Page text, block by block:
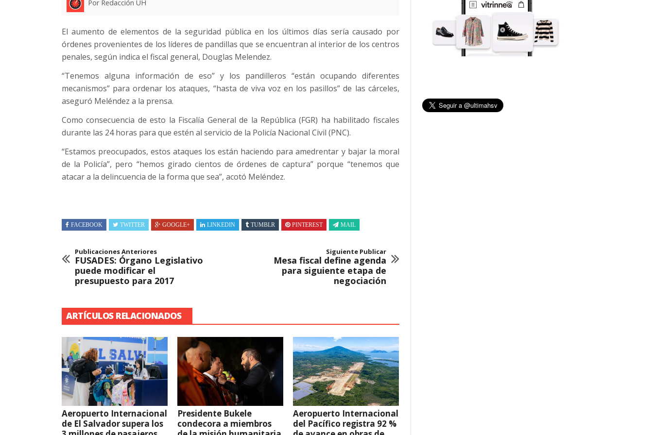
Por Redacción UH
El aumento de elementos de la seguridad pública en los últimos días sería causado por
órdenes provenientes de los líderes de pandillas que se encuentran al interior de los centros
penales, según indica el fiscal general, Douglas Melendez.
“Tenemos alguna información de eso” y los pandilleros “están ocupando diferentes
mecanismos” para ordenar los ataques, “hasta de viva voz en los pasillos” de las cárceles,
aseguró Meléndez a la prensa.
Como consecuencia de esto la Fiscalía General de la República (FGR) ha habilitado fiscales
durante las 24 horas para que estén al servicio de la Policía Nacional Civil (PNC).
“Estamos preocupados, estos ataques los están haciendo para amedrentar y bajar la moral
de la Policía”, pero “hemos girado cientos de órdenes de captura” porque “tenemos que
atacar a la delincuencia de la forma que sea”, acotó Meléndez.
FACEBOOK TWITTER GOOGLE+ LINKEDIN TUMBLR PINTEREST MAIL
Publicaciones Anteriores
FUSADES: Órgano Legislativo
puede modificar el
presupuesto para 2017
Siguiente Publicar
Mesa fiscal define agenda
para siguiente etapa de
negociación
ARTÍCULOS RELACIONADOS
Aeropuerto Internacional
de El Salvador supera los
Presidente Bukele
condecora a miembros
Aeropuerto Internacional
del Pacífico registra 92 %